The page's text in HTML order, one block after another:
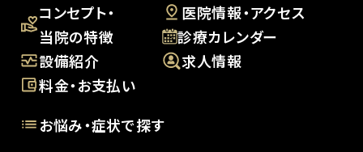
コンセプト・
当院の特徴
設備紹介
料金・お支払い
医院情報・アクセス
診療カレンダー
求人情報
お悩み・症状で探す